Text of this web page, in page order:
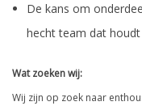
De kans om
hecht team dat
Wat zoeken wij:
Wij zijn op zoek naar